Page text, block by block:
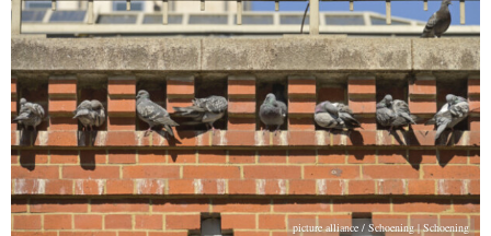
picture alliance / Schoening | Schoening